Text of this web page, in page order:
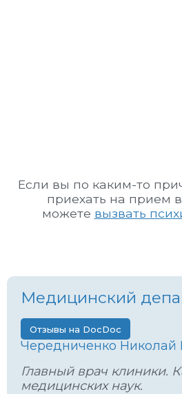
Если вы по каким-то
приехать на прием
можете вызвать
Медицинский
Отзывы на DocDoc
Чередниченко Николай
Главный врач клиники.
медицинских наук.